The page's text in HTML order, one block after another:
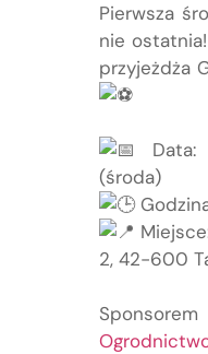
Pierwsza
nie
przyjeżdża
(środa)
2, 42-600